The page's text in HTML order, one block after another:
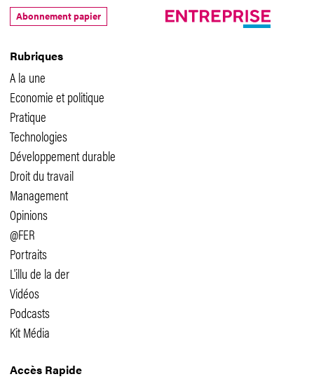
Rubriques
A la une
Economie et politique
Pratique
Technologies
Développement durable
Droit du travail
Management
Opinions
@FER
Portraits
L'illu de la der
Vidéos
Podcasts
Kit Média
Accès Rapide
Abonnement papier